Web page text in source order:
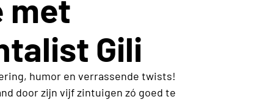
met
Gili
humor en verrassende twists!
door zijn vijf zintuigen zó goed te